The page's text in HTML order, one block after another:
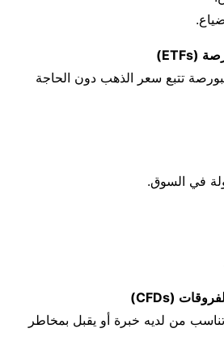
تتبع سعر الذهب دون الحاجة
في السوق.
من لديه خبرة أو يقبل بمخاطر